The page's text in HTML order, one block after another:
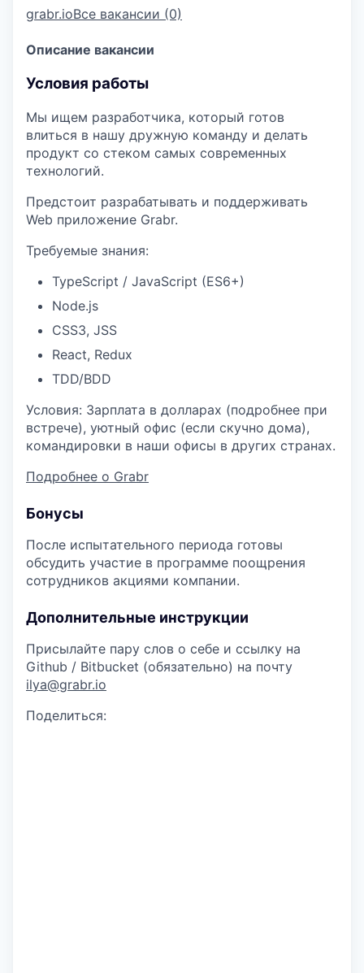
grabr.ioВсе вакансии (0)
Описание вакансии
Условия работы
Мы ищем разработчика, который готов
влиться в нашу дружную команду и делать
продукт со стеком самых современных
технологий.
Предстоит разрабатывать и поддерживать
Web приложение Grabr.
Требуемые знания:
TypeScript / JavaScript (ES6+)
Node.js
CSS3, JSS
React, Redux
TDD/BDD
Условия: Зарплата в долларах (подробнее при
встрече), уютный офис (если скучно дома),
командировки в наши офисы в других странах.
Подробнее о Grabr
Бонусы
После испытательного периода готовы
обсудить участие в программе поощрения
сотрудников акциями компании.
Дополнительные инструкции
Присылайте пару слов о себе и ссылку на
Github / Bitbucket (обязательно) на почту
ilya@grabr.io
Поделиться: